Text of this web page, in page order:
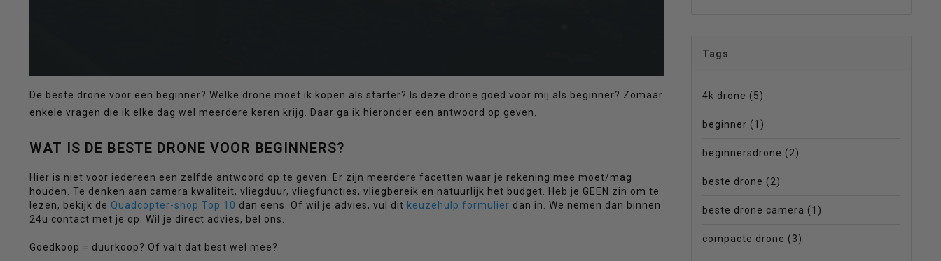
beschikbaar
resultaat
De beste drone voor een beginner? Welke drone moet ik kopen als starter? Is deze drone goed voor mij als beginner? Zomaar
enkele vragen die ik elke dag wel meerdere keren krijg. Daar ga ik hieronder een antwoord op geven.
WAT IS DE BESTE DRONE VOOR BEGINNERS?
Hier is niet voor iedereen een zelfde antwoord op te geven. Er zijn meerdere facetten waar je rekening mee moet/mag
houden. Te denken aan camera kwaliteit, vliegduur, vliegfuncties, vliegbereik en natuurlijk het budget. Heb je GEEN zin om te
lezen, bekijk de Quadcopter-shop Top 10 dan eens. Of wil je advies, vul dit keuzehulp formulier dan in. We nemen dan binnen
24u contact met je op. Wil je direct advies, bel ons.
Goedkoop = duurkoop? Of valt dat best wel mee?
Tags
4k drone (5)
beginner (1)
beginnersdrone (2)
beste drone (2)
beste drone camera (1)
compacte drone (3)